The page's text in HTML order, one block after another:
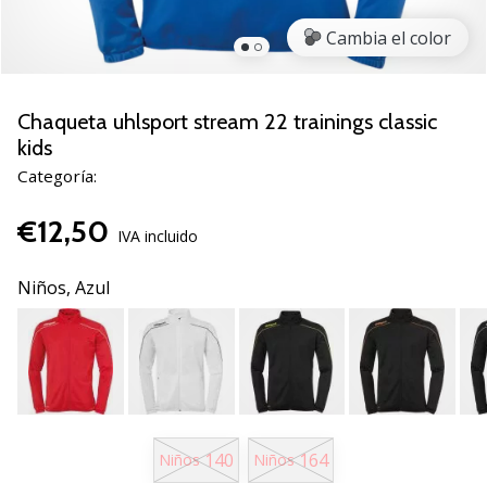
voleibol
Navidad
para
jugadores
de
¡Nuestros
te
ayudarán
a
elegir
el
regalo
Cambia el color
Chaqueta uhlsport stream 22 trainings classic
kids
Categoría:
€12,50 IVA incluido
Niños, Azul
Niños 140 Niños 164